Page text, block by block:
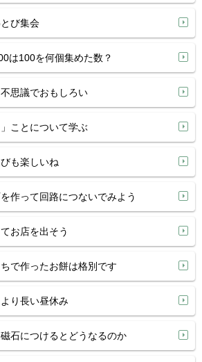
び集会
は100を何個集めた数？
思議でおもしろい
ことについて学ぶ
も楽しいね
作って回路につないでみよう
お店を出そう
で作ったお餅は格別です
り長い昼休み
石につけるとどうなるのか